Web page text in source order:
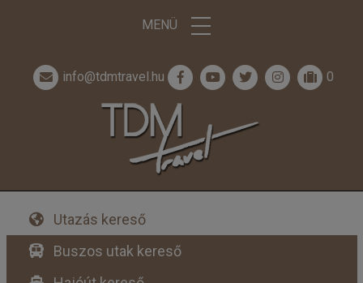
MENÜ
info@tdmtravel.hu 0
Utazás kereső
Buszos utak kereső